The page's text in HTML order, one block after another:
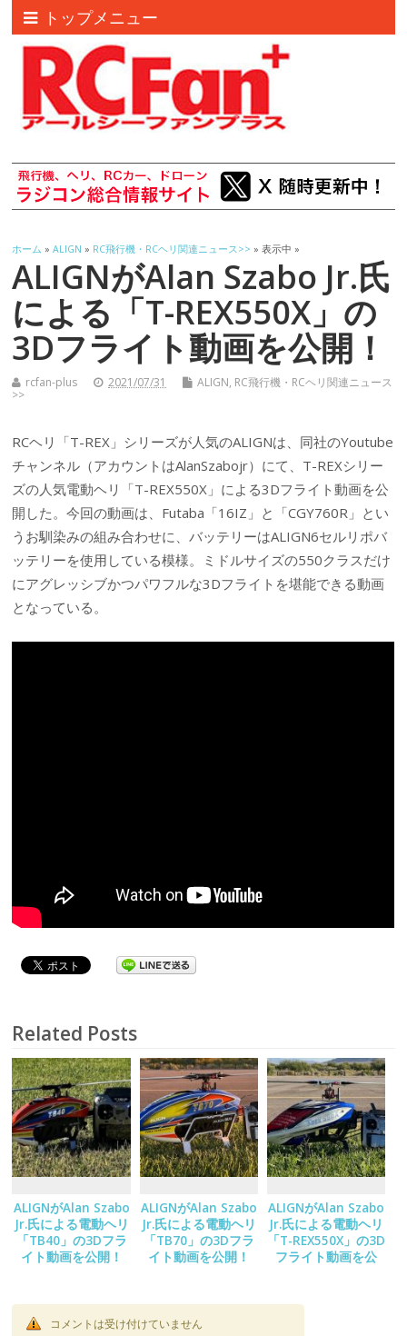
トップメニュー
ホーム »ALIGN » RC飛行機・RCヘリ関連ニュース>> » 表示中 »
ALIGNがAlan Szabo Jr.氏
による「T-REX550X」の
3Dフライト動画を公開！
rcfan-plus 2021/07/31 ALIGN, RC飛行機・RCヘリ関連ニュース
>>
RCヘリ「T-REX」シリーズが人気のALIGNは、同社のYoutube
チャンネル（アカウントはAlanSzabojr）にて、T-REXシリー
ズの人気電動ヘリ「T-REX550X」による3Dフライト動画を公
開した。今回の動画は、Futaba「16IZ」と「CGY760R」とい
うお馴染みの組み合わせに、バッテリーはALIGN6セルリポバ
ッテリーを使用している模様。ミドルサイズの550クラスだけ
にアグレッシブかつパワフルな3Dフライトを堪能できる動画
となっている。
Related Posts
ALIGNがAlan Szabo
Jr.氏による電動ヘリ
「TB40」の3Dフラ
イト動画を公開！
ALIGNがAlan Szabo
Jr.氏による電動ヘリ
「TB70」の3Dフラ
イト動画を公開！
ALIGNがAlan Szabo
Jr.氏による電動ヘリ
「T-REX550X」の3D
フライト動画を公
コメントは受け付けていません